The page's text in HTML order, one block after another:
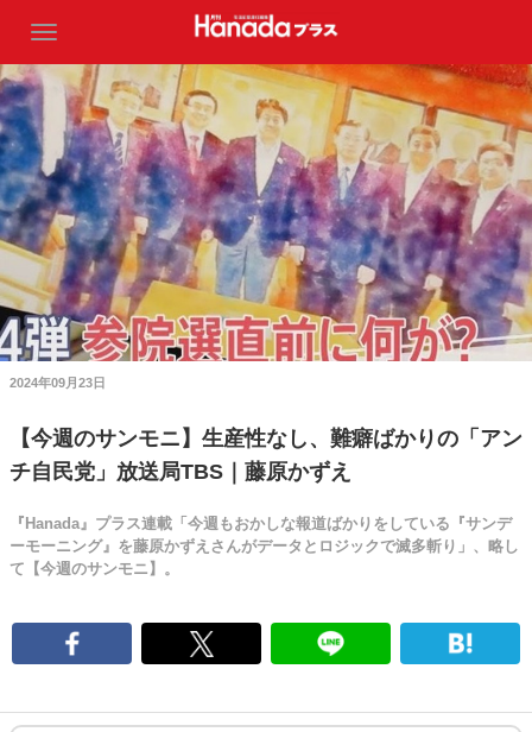
2024年09月23日
【今週のサンモニ】生産性なし、難癖ばかりの「アン
チ自民党」放送局TBS｜藤原かずえ
『Hanada』プラス連載「今週もおかしな報道ばかりをしている『サンデ
ーモーニング』を藤原かずえさんがデータとロジックで滅多斬り」、略し
て【今週のサンモニ】。